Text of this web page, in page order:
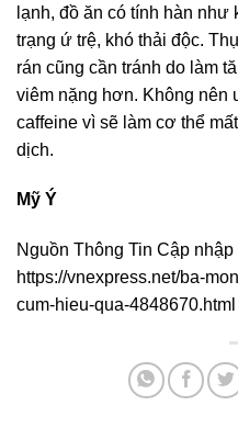
lạnh, đồ ăn có tính hàn
trạng ứ trệ, khó thải độc.
rán cũng cần tránh do làm
viêm nặng hơn. Không nên
caffeine vì sẽ làm cơ thể
dịch.
Mỹ Ý
Nguồn Thông Tin Cập nhập
https://vnexpress.net/ba-
cum-hieu-qua-4848670.html